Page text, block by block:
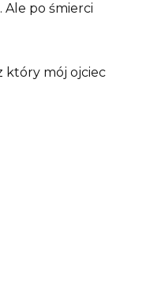
Ale po śmierci
który mój ojciec